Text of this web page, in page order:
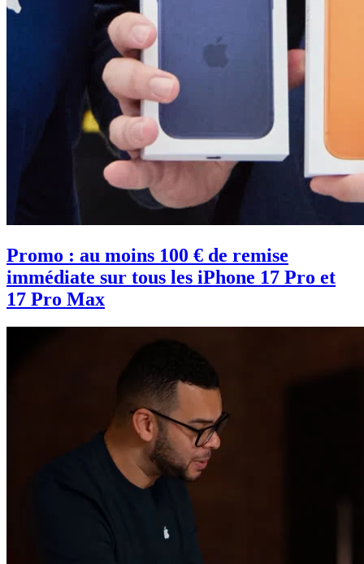
Promo : au moins 100 € de remise
immédiate sur tous les iPhone 17 Pro et
17 Pro Max